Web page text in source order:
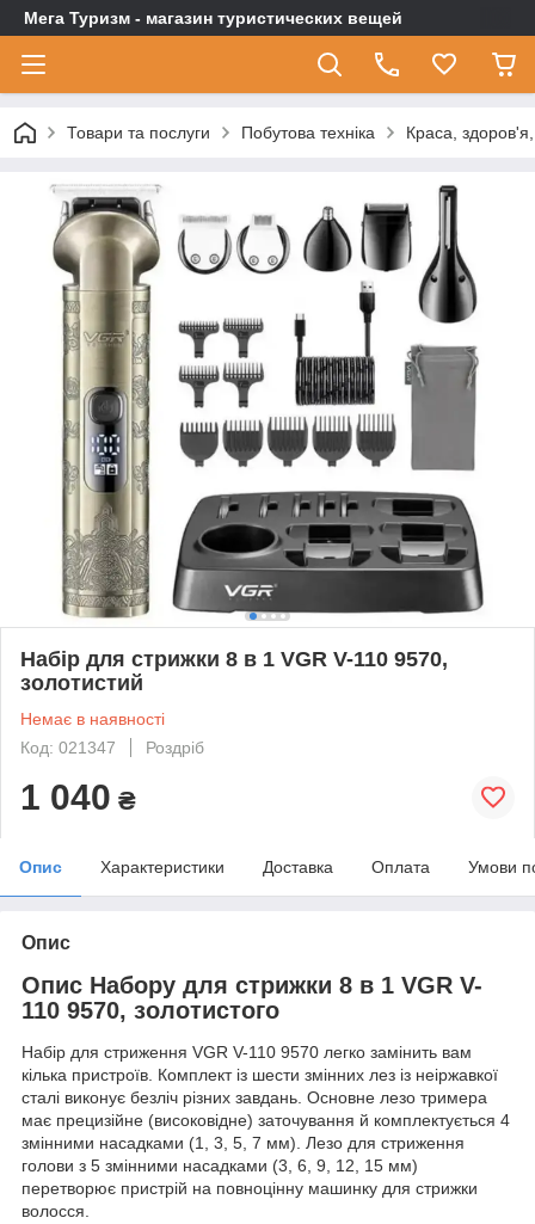
Мега Туризм - магазин туристических вещей
Товари та послуги Побутова техніка Краса,
Набір для стрижки 8 в 1 VGR V-110 9570,
золотистий
Немає в наявності
Код: 021347
Роздріб
1 040 ₴
Опис Характеристики Доставка Оплата Умови
Опис
Опис Набору для стрижки 8 в 1 VGR V-
110 9570, золотистого
Набір для стриження VGR V-110 9570 легко замінить вам
кілька пристроїв. Комплект із шести змінних лез із неіржавкої
сталі виконує безліч різних завдань. Основне лезо тримера
має прецизійне (високовідне) заточування й комплектується 4
змінними насадками (1, 3, 5, 7 мм). Лезо для стриження
голови з 5 змінними насадками (3, 6, 9, 12, 15 мм)
перетворює пристрій на повноцінну машинку для стрижки
волосся.